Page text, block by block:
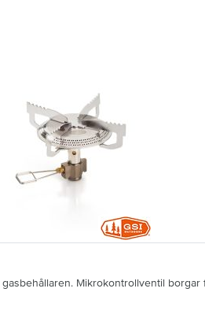
Mikrokontrollventil